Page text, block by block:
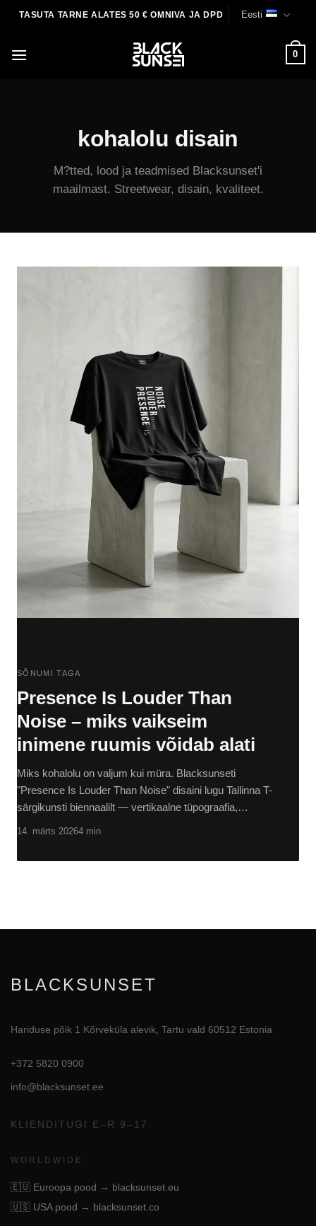
TASUTA TARNE ALATES 50 € OMNIVA JA DPD Eesti
0
kohalolu disain
M?tted, lood ja teadmised Blacksunset'i
maailmast. Streetwear, disain, kvaliteet.
SÕNUMI TAGA
Presence Is Louder Than
Noise – miks vaikseim
inimene ruumis võidab alati
Miks kohalolu on valjum kui müra. Blacksunseti
"Presence Is Louder Than Noise" disaini lugu Tallinna T-
särgikunsti biennaalilt — vertikaalne tüpograafia,…
14. märts 20264 min
BLACKSUNSET
Hariduse põik 1 Kõrveküla alevik, Tartu vald 60512 Estonia
+372 5820 0900
info@blacksunset.ee
KLIENDITUGI E–R 9–17
WORLDWIDE
🇪🇺 Euroopa pood → blacksunset.eu
🇺🇸 USA pood → blacksunset.co